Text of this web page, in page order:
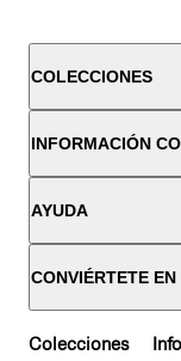
COLECCIONES
INFORMACIÓN
AYUDA
CONVIÉRTETE
Colecciones